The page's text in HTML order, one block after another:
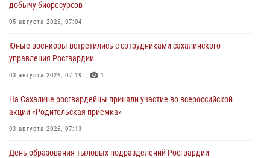
добычу биоресурсов
05 августа 2026, 07:04
Юные военкоры встретились с сотрудниками сахалинского
управления Росгвардии
03 августа 2026, 07:19 1
На Сахалине росгвардейцы приняли участие во всероссийской
акции «Родительская приемка»
03 августа 2026, 07:13
День образования тыловых подразделений Росгвардии